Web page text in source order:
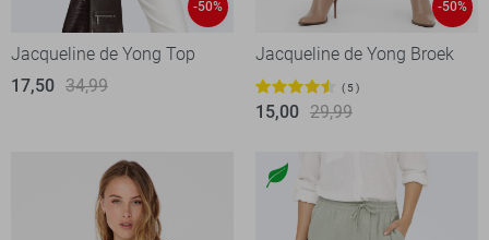
-50%
Jacqueline de Yong Top
17,50 34,99
-50%
Jacqueline de Yong Broek
5
15,00 29,99